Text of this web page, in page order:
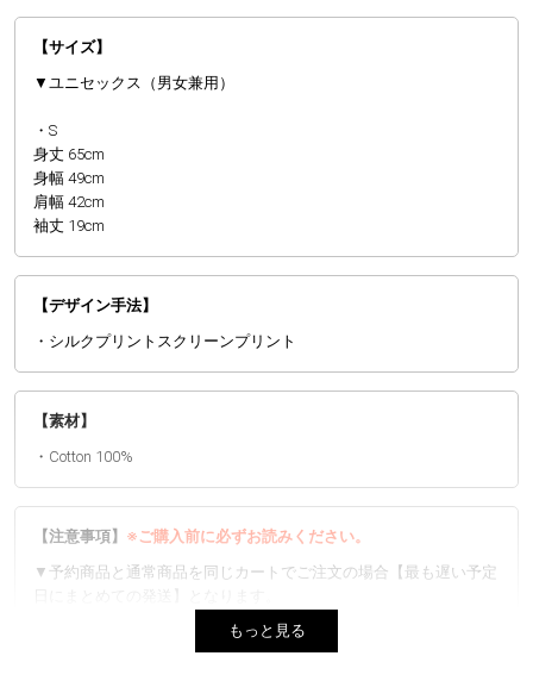
【サイズ】
▼ユニセックス（男女兼用）
・S
身丈 65cm
身幅 49cm
肩幅 42cm
袖丈 19cm
【デザイン手法】
・シルクプリントスクリーンプリント
【素材】
・Cotton 100%
【注意事項】 ※ご購入前に必ずお読みください。
▼予約商品と通常商品を同じカートでご注文の場合【最も遅い予定
▼生産時期やカラーによってネームタグ、素材など異なる場合がご
もっと見る